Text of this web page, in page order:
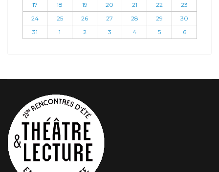
17
18 19 20 21 22
23
24
25 26 27 28 29
30
31
1 2 3 4 5 6